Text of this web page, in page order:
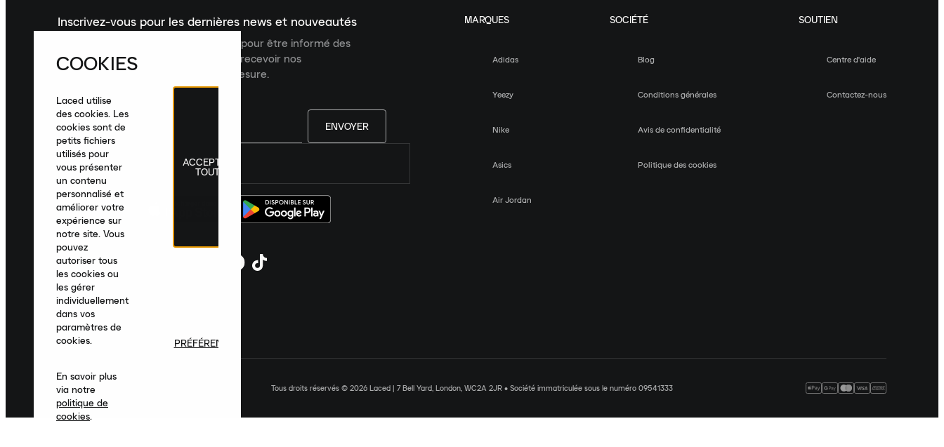
Inscrivez-vous pour les dernières news et nouveautés
Inscrivez-vous à la newsletter Laced pour être informé des
dernières nouveautés, collections et recevoir nos
recommandations de produits sur mesure.
ENVOYER
France|Français
MARQUES
Adidas
Yeezy
Nike
Asics
Air Jordan
SOCIÉTÉ
Blog
Conditions générales
Avis de confidentialité
Politique des cookies
SOUTIEN
Centre d'aide
Contactez-nous
Tous droits réservés © 2026 Laced | 7 Bell Yard, London, WC2A 2JR • Société immatriculée sous le numéro 09541333
COOKIES
Laced utilise
des cookies. Les
cookies sont de
petits fichiers
utilisés pour
vous présenter
un contenu
personnalisé et
améliorer votre
expérience sur
notre site. Vous
pouvez
autoriser tous
les cookies ou
les gérer
individuellement
dans vos
paramètres de
cookies.
En savoir plus
via notre
politique de
cookies.
ACCEPTER
TOUT
PRÉFÉRENCES